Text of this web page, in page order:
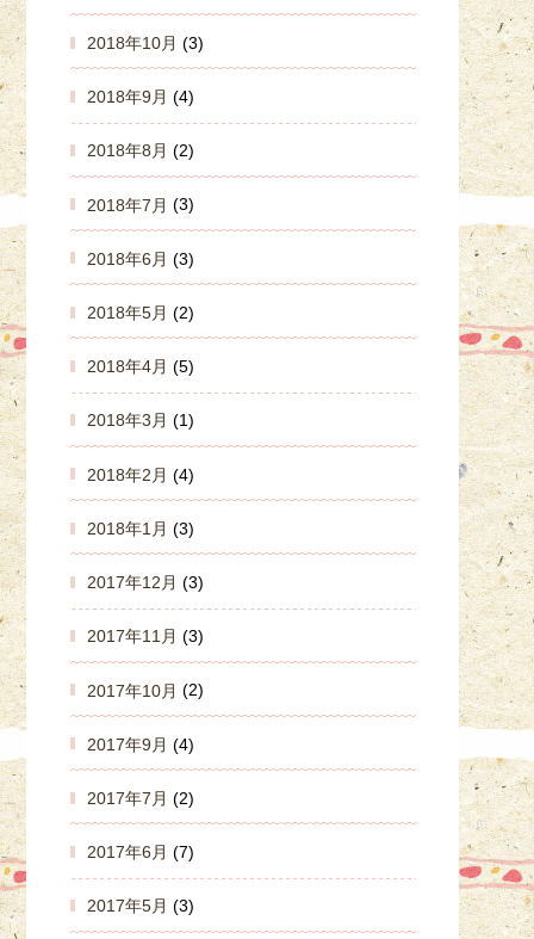
2018年10月 (3)
2018年9月 (4)
2018年8月 (2)
2018年7月 (3)
2018年6月 (3)
2018年5月 (2)
2018年4月 (5)
2018年3月 (1)
2018年2月 (4)
2018年1月 (3)
2017年12月 (3)
2017年11月 (3)
2017年10月 (2)
2017年9月 (4)
2017年7月 (2)
2017年6月 (7)
2017年5月 (3)